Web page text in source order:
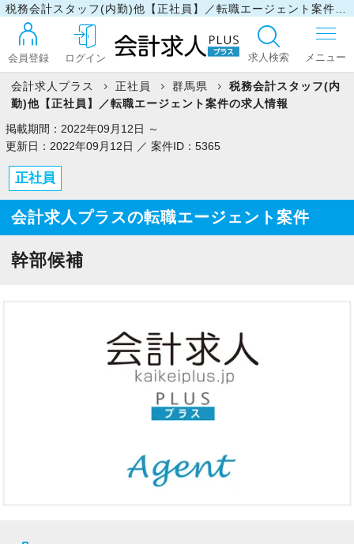
会員登録 ログイン 求人検索
ログイン
今すぐ会員登録
PC版サイトを見る
会計求人プラス 正社員 群馬県
税務会計スタッフ(内
勤)他【正社員】／転職エージェント案件の求人情報
掲載期間：2022年09月12日 ～
更新日：2022年09月12日 ／ 案件ID：5365
正社員
会計求人プラスの転職エージェント案件
幹部候補